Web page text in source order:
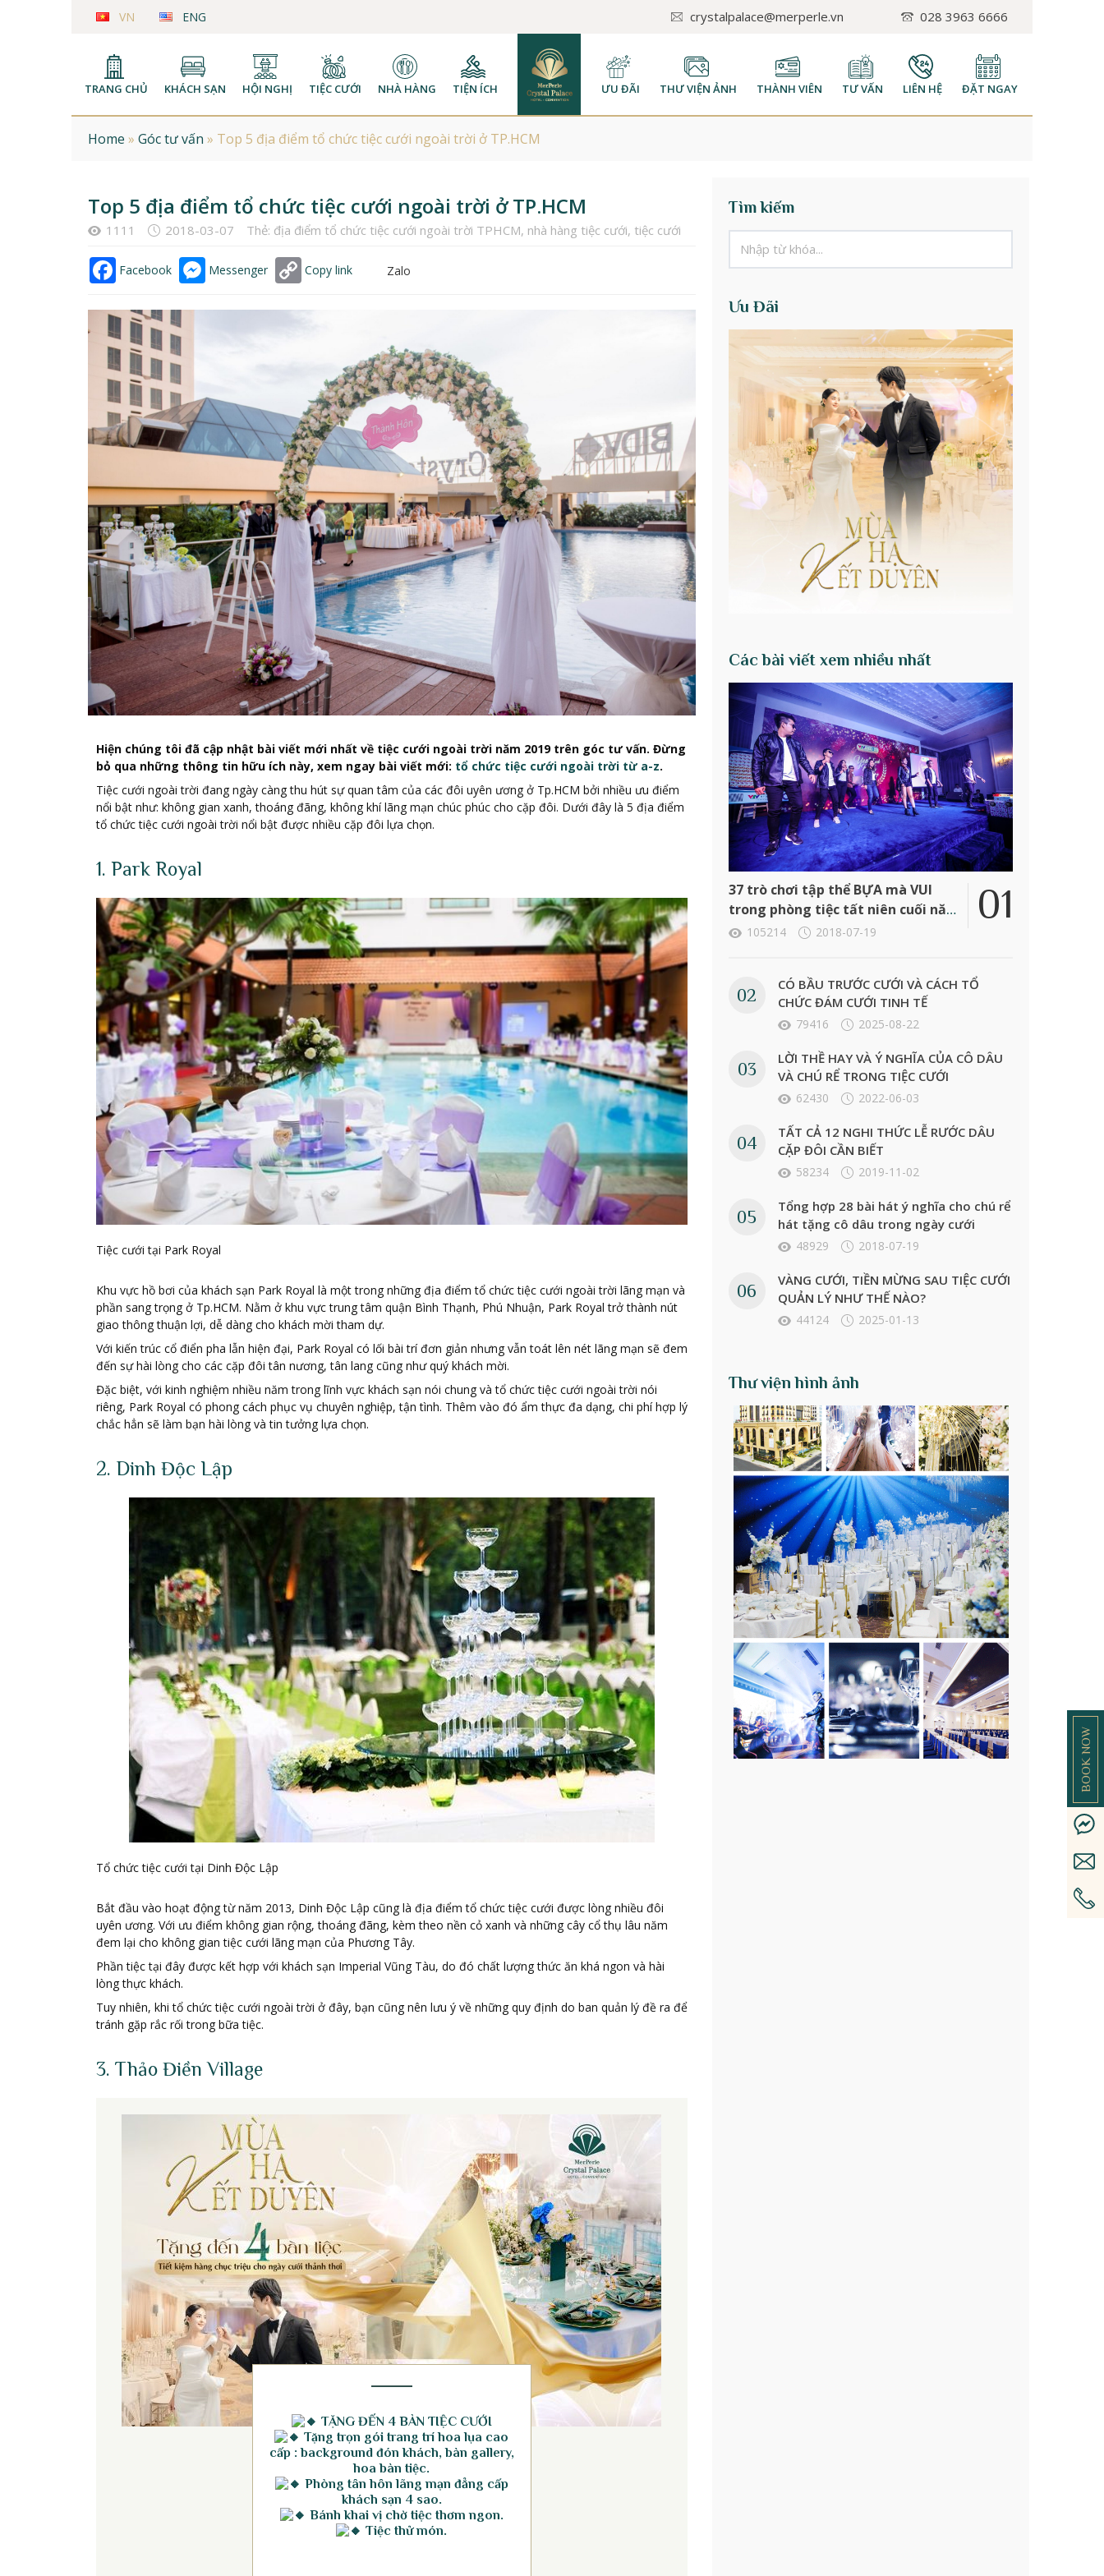
VN ENG crystalpalace@merperle.vn 028 3963 6666
TRANG CHỦ KHÁCH SẠN HỘI NGHỊ TIỆC CƯỚI NHÀ HÀNG TIỆN ÍCH ƯU ĐÃI THƯ VIỆN ẢNH THÀNH VIÊN TƯ VẤN LIÊN HỆ ĐẶT NGAY
Home » Góc tư vấn » Top 5 địa điểm tổ chức tiệc cưới ngoài trời ở TP.HCM
Top 5 địa điểm tổ chức tiệc cưới ngoài trời ở TP.HCM
1111 2018-03-07 Thẻ: địa điểm tổ chức tiệc cưới ngoài trời TPHCM, nhà hàng tiệc cưới, tiệc cưới
Facebook Messenger Copy link Zalo
Hiện chúng tôi đã cập nhật bài viết mới nhất về tiệc cưới ngoài trời năm 2019 trên góc tư vấn. Đừng
bỏ qua những thông tin hữu ích này, xem ngay bài viết mới: tổ chức tiệc cưới ngoài trời từ a-z.
Tiệc cưới ngoài trời đang ngày càng thu hút sự quan tâm của các đôi uyên ương ở Tp.HCM bởi nhiều ưu điểm
nổi bật như: không gian xanh, thoáng đãng, không khí lãng mạn chúc phúc cho cặp đôi. Dưới đây là 5 địa điểm
tổ chức tiệc cưới ngoài trời nổi bật được nhiều cặp đôi lựa chọn.
1. Park Royal
Tiệc cưới tại Park Royal
Khu vực hồ bơi của khách sạn Park Royal là một trong những địa điểm tổ chức tiệc cưới ngoài trời lãng mạn và
phần sang trọng ở Tp.HCM. Nằm ở khu vực trung tâm quận Bình Thạnh, Phú Nhuận, Park Royal trở thành nút
giao thông thuận lợi, dễ dàng cho khách mời tham dự.
Với kiến trúc cổ điển pha lẫn hiện đại, Park Royal có lối bài trí đơn giản nhưng vẫn toát lên nét lãng mạn sẽ đem
đến sự hài lòng cho các cặp đôi tân nương, tân lang cũng như quý khách mời.
Đặc biệt, với kinh nghiệm nhiều năm trong lĩnh vực khách sạn nói chung và tổ chức tiệc cưới ngoài trời nói
riêng, Park Royal có phong cách phục vụ chuyên nghiệp, tận tình. Thêm vào đó ẩm thực đa dạng, chi phí hợp lý
chắc hẳn sẽ làm bạn hài lòng và tin tưởng lựa chọn.
2. Dinh Độc Lập
Tổ chức tiệc cưới tại Dinh Độc Lập
Bắt đầu vào hoạt động từ năm 2013, Dinh Độc Lập cũng là địa điểm tổ chức tiệc cưới được lòng nhiều đôi
uyên ương. Với ưu điểm không gian rộng, thoáng đãng, kèm theo nền cỏ xanh và những cây cổ thụ lâu năm
đem lại cho không gian tiệc cưới lãng mạn của Phương Tây.
Phần tiệc tại đây được kết hợp với khách sạn Imperial Vũng Tàu, do đó chất lượng thức ăn khá ngon và hài
lòng thực khách.
Tuy nhiên, khi tổ chức tiệc cưới ngoài trời ở đây, bạn cũng nên lưu ý về những quy định do ban quản lý đề ra để
tránh gặp rắc rối trong bữa tiệc.
3. Thảo Điền Village
TẶNG ĐẾN 4 BÀN TIỆC CƯỚI
Tặng trọn gói trang trí hoa lụa cao
cấp : background đón khách, bàn gallery,
hoa bàn tiệc.
Phòng tân hôn lãng mạn đẳng cấp
khách sạn 4 sao.
Bánh khai vị chờ tiệc thơm ngon.
Tiệc thử món.
Tìm kiếm
Ưu Đãi
Các bài viết xem nhiều nhất
37 trò chơi tập thể BỰA mà VUI
trong phòng tiệc tất niên cuối năm
công ty
105214 2018-07-19
CÓ BẦU TRƯỚC CƯỚI VÀ CÁCH TỔ
CHỨC ĐÁM CƯỚI TINH TẾ
79416 2025-08-22
LỜI THỀ HAY VÀ Ý NGHĨA CỦA CÔ DÂU
VÀ CHÚ RỂ TRONG TIỆC CƯỚI
62430 2022-06-03
TẤT CẢ 12 NGHI THỨC LỄ RƯỚC DÂU
CẶP ĐÔI CẦN BIẾT
58234 2019-11-02
Tổng hợp 28 bài hát ý nghĩa cho chú rể
hát tặng cô dâu trong ngày cưới
48929 2018-07-19
VÀNG CƯỚI, TIỀN MỪNG SAU TIỆC CƯỚI
QUẢN LÝ NHƯ THẾ NÀO?
44124 2025-01-13
Thư viện hình ảnh
BOOK NOW